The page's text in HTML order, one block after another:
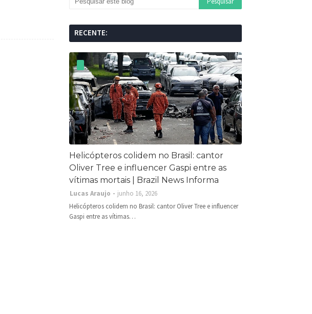
RECENTE:
Helicópteros colidem no Brasil: cantor
Oliver Tree e influencer Gaspi entre as
vítimas mortais | Brazil News Informa
Lucas Araujo
junho 16, 2026
Helicópteros colidem no Brasil: cantor Oliver Tree e influencer
Gaspi entre as vítimas…